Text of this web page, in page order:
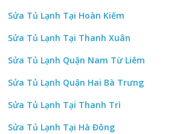
Sửa Tủ Lạnh Tại Hoàn Kiếm
Sửa Tủ Lạnh Tại Thanh Xuân
Sửa Tủ Lạnh Quận Nam Từ Liêm
Sửa Tủ Lạnh Quận Hai Bà Trưng
Sửa Tủ Lạnh Tại Thanh Trì
Sửa Tủ Lạnh Tại Hà Đông